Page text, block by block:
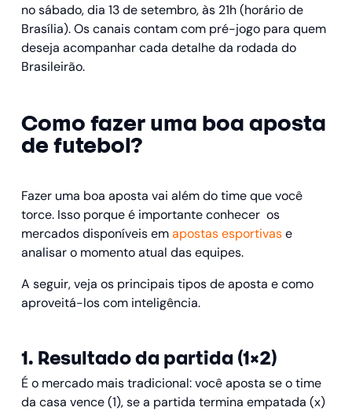
no sábado, dia 13 de setembro, às 21h (horário de
Brasília). Os canais contam com pré-jogo para quem
deseja acompanhar cada detalhe da rodada do
Brasileirão.
Como fazer uma boa aposta
de futebol​?
Fazer uma boa aposta vai além do time que você
torce. Isso porque é importante conhecer os
mercados disponíveis emapostas esportivase
analisar o momento atual das equipes.
A seguir, veja os principais tipos de aposta e como
aproveitá-los com inteligência.
1. Resultado da partida (1×2)
É o mercado mais tradicional: você aposta se o time
da casa vence (1), se a partida termina empatada (x)